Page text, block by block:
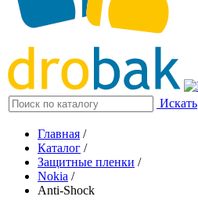
Искать
Главная /
Каталог /
Защитные пленки /
Nokia /
Anti-Shock